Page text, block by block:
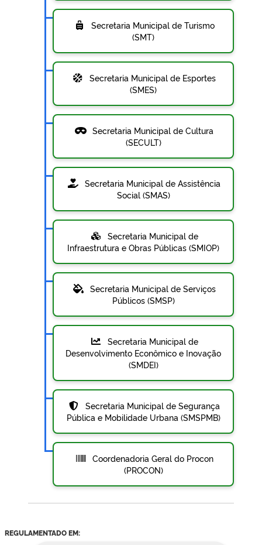
Secretaria Municipal de Turismo
(SMT)
Secretaria Municipal de Esportes
(SMES)
Secretaria Municipal de Cultura
(SECULT)
Secretaria Municipal de Assistência
Social (SMAS)
Secretaria Municipal de
Infraestrutura e Obras Públicas (SMIOP)
Secretaria Municipal de Serviços
Públicos (SMSP)
Secretaria Municipal de
Desenvolvimento Econômico e Inovação
(SMDEI)
Secretaria Municipal de Segurança
Pública e Mobilidade Urbana (SMSPMB)
Coordenadoria Geral do Procon
(PROCON)
REGULAMENTADO EM: